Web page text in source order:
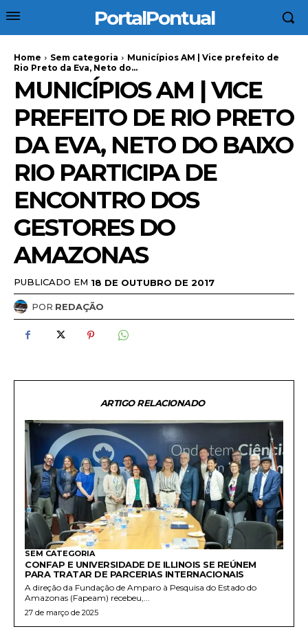
PortalPontual
Home Sem categoria
Municípios AM | Vice prefeito de
Rio Preto da Eva, Neto do...
MUNICÍPIOS AM | VICE
PREFEITO DE RIO PRETO
DA EVA, NETO DO BAIXO
RIO PARTICIPA DE
ENCONTRO DOS
GESTORES DO
AMAZONAS
PUBLICADO EM 18 DE OUTUBRO DE 2017
POR REDAÇÃO
ARTIGO RELACIONADO
SEM CATEGORIA
CONFAP E UNIVERSIDADE DE ILLINOIS SE REÚNEM
PARA TRATAR DE PARCERIAS INTERNACIONAIS
A direção da Fundação de Amparo à Pesquisa do Estado do
Amazonas (Fapeam) recebeu,...
27 de março de 2025